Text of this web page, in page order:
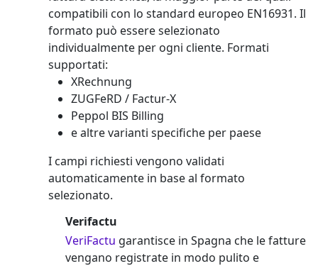
compatibili con lo standard europeo EN16931. Il
formato può essere selezionato
individualmente per ogni cliente. Formati
supportati:
XRechnung
ZUGFeRD / Factur-X
Peppol BIS Billing
e altre varianti specifiche per paese
I campi richiesti vengono validati
automaticamente in base al formato
selezionato.
Verifactu
VeriFactu garantisce in Spagna che le fatture
vengano registrate in modo pulito e